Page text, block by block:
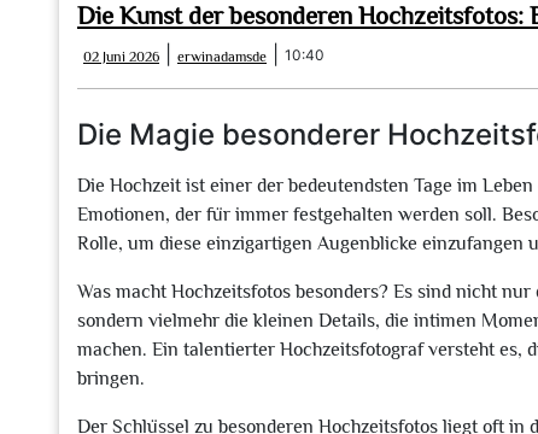
Die Kunst der besonderen
02 Juni 2026
Juni
2026
erwinadamsde erwinadamsde
10:40
Die Magie besonderer
Die Hochzeit ist einer der bedeutendsten Tage im
Emotionen, der für immer festgehalten werden soll.
Rolle, um diese einzigartigen Augenblicke einzufangen
Was macht Hochzeitsfotos besonders? Es sind nicht
sondern vielmehr die kleinen Details, die intimen
machen. Ein talentierter Hochzeitsfotograf versteht es,
bringen.
Der Schlüssel zu besonderen Hochzeitsfotos liegt oft